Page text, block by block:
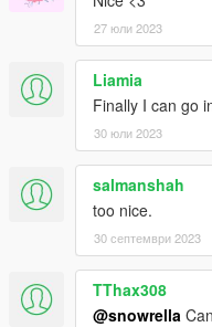
27 юли 2023
Liamia
Finally I can go
30 юли 2023
salmanshah
too nice.
30 септември 2023
TThax308
@snowrella